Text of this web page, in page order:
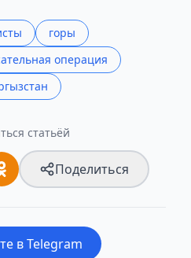
горы
операция
статьёй
Поделиться
в Telegram